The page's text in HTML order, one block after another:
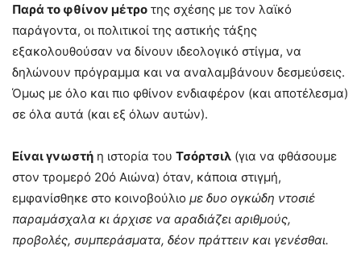
Παρά το φθίνον μέτρο της σχέσης με τον λαϊκό
παράγοντα, οι πολιτικοί της αστικής τάξης
εξακολουθούσαν να δίνουν ιδεολογικό στίγμα, να
δηλώνουν πρόγραμμα και να αναλαμβάνουν δεσμεύσεις.
Όμως με όλο και πιο φθίνον ενδιαφέρον (και αποτέλεσμα)
σε όλα αυτά (και εξ όλων αυτών).
Είναι γνωστή η ιστορία του Τσόρτσιλ (για να φθάσουμε
στον τρομερό 20ό Αιώνα) όταν, κάποια στιγμή,
εμφανίσθηκε στο κοινοβούλιο με δυο ογκώδη ντοσιέ
παραμάσχαλα κι άρχισε να αραδιάζει αριθμούς,
προβολές, συμπεράσματα, δέον πράττειν και γενέσθαι.